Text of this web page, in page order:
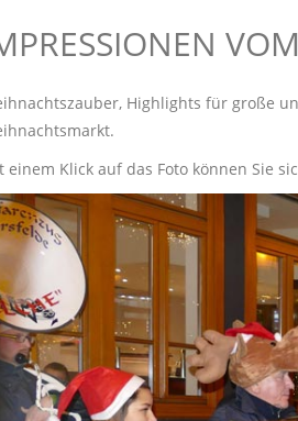
Highlights für große
einem Klick auf das Foto können Sie